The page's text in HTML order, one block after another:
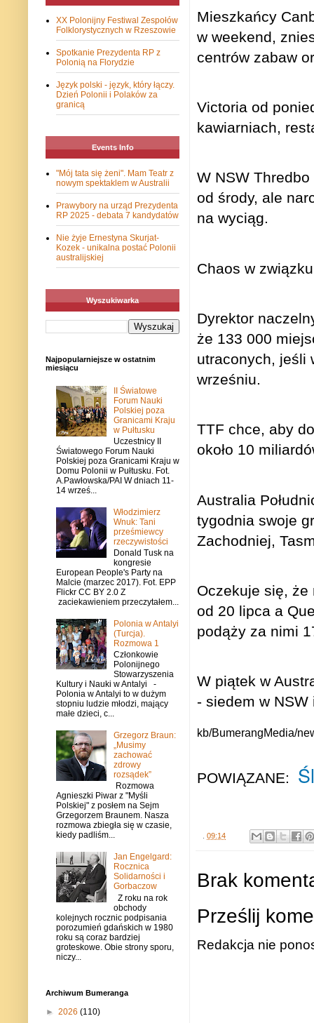
Mieszkańcy
w weekend,
centrów zabaw
Victoria od
kawiarniach,
W NSW
od środy, ale
na wyciąg.
Chaos w
Dyrektor
że 133 000
utraconych, jeśli
wrześniu.
TTF chce, aby
około 10
Australia
tygodnia swoje
Zachodniej,
Oczekuje się, że
od 20 lipca a
podąży za nimi
W piątek w
- siedem w
kb/BumerangMedia/
POWIĄZANE:
09:14
Brak
Prześlij
Redakcja nie
XX Polonijny Festiwal Zespołów
Folklorystycznych w Rzeszowie
Spotkanie Prezydenta RP z
Polonią na Florydzie
Język polski - język, który łączy.
Dzień Polonii i Polaków za
granicą
Events Info
"Mój tata się żeni". Mam Teatr z
nowym spektaklem w Australii
Prawybory na urząd Prezydenta
RP 2025 - debata 7 kandydatów
Nie żyje Ernestyna Skurjat-
Kozek - unikalna postać Polonii
australijskiej
Wyszukiwarka
Najpopularniejsze w ostatnim
miesiącu
II Światowe
Forum Nauki
Polskiej poza
Granicami Kraju
w Pułtusku
Uczestnicy II
Światowego Forum Nauki
Polskiej poza Granicami Kraju w
Domu Polonii w Pułtusku. Fot.
A.Pawłowska/PAI W dniach 11-
14 wrześ...
Włodzimierz
Wnuk: Tani
prześmiewcy
rzeczywistości
Donald Tusk na
kongresie
European People's Party na
Malcie (marzec 2017). Fot. EPP
Flickr CC BY 2.0 Z
zaciekawieniem przeczytałem...
Polonia w Antalyi
(Turcja).
Rozmowa 1
Członkowie
Polonijnego
Stowarzyszenia
Kultury i Nauki w Antalyi -
Polonia w Antalyi to w dużym
stopniu ludzie młodzi, mający
małe dzieci, c...
Grzegorz Braun:
„Musimy
zachować
zdrowy
rozsądek”
Rozmowa
Agnieszki Piwar z "Myśli
Polskiej" z posłem na Sejm
Grzegorzem Braunem. Nasza
rozmowa zbiegła się w czasie,
kiedy padliśm...
Jan Engelgard:
Rocznica
Solidarności i
Gorbaczow
Z roku na rok
obchody
kolejnych rocznic podpisania
porozumień gdańskich w 1980
roku są coraz bardziej
groteskowe. Obie strony sporu,
niczy...
Archiwum Bumeranga
► 2026 (110)